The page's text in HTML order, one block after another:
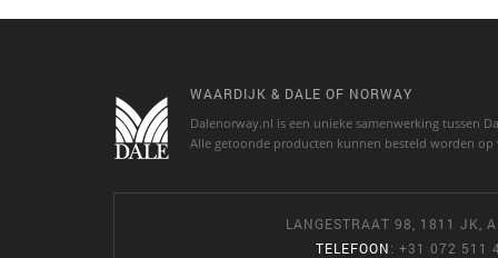
WAARDIJK & DALE OF NORWAY
Dalenorway.nl is een unieke samenwerking tussen
Alle getoonde producten kunnen besteld worden op
LANGESTRAAT 98, 1811 JK,
TELEFOON: +31 072 511